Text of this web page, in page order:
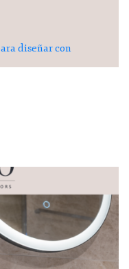
diseñar con